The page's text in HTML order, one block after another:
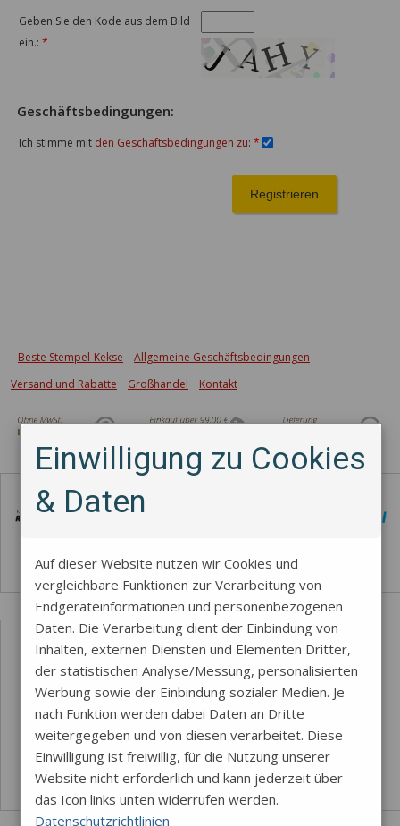
Geben Sie den Kode aus dem Bild
ein.: *
Geschäftsbedingungen:
Ich stimme mit den Geschäftsbedingungen zu: *
Beste Stempel-Kekse
Allgemeine Geschäftsbedingungen
Versand und Rabatte
Großhandel Kontakt
Einwilligung zu Cookies
& Daten
Auf dieser Website nutzen wir Cookies und
vergleichbare Funktionen zur Verarbeitung von
Endgeräteinformationen und personenbezogenen
Daten. Die Verarbeitung dient der Einbindung von
Inhalten, externen Diensten und Elementen Dritter,
der statistischen Analyse/Messung, personalisierten
Werbung sowie der Einbindung sozialer Medien. Je
nach Funktion werden dabei Daten an Dritte
weitergegeben und von diesen verarbeitet. Diese
Einwilligung ist freiwillig, für die Nutzung unserer
Website nicht erforderlich und kann jederzeit über
das Icon links unten widerrufen werden.
Datenschutzrichtlinien